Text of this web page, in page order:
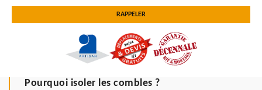
Pourquoi isoler les combles ?